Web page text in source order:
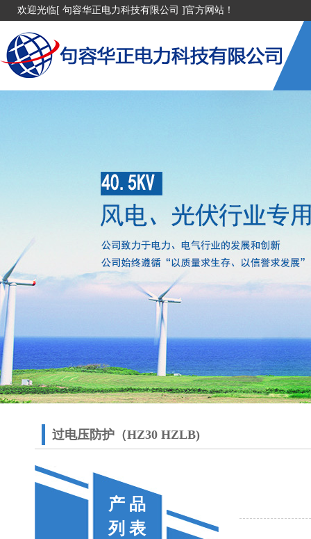
欢迎光临[ 句容华正电力科技有限公司 ]官方网站！
过电压防护（HZ30 HZLB)
产 品
列 表